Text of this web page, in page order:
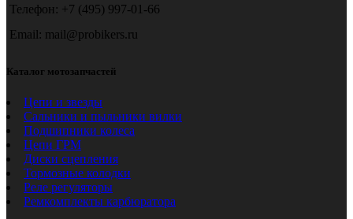
Телефон: +7 (495) 997-01-66
Email: mail@probikers.ru
Каталог мотозапчастей
Цепи и звезды
Сальники и пыльники вилки
Подшипники колеса
Цепи ГРМ
Диски сцепления
Тормозные колодки
Реле регуляторы
Ремкомплекты карбюратора